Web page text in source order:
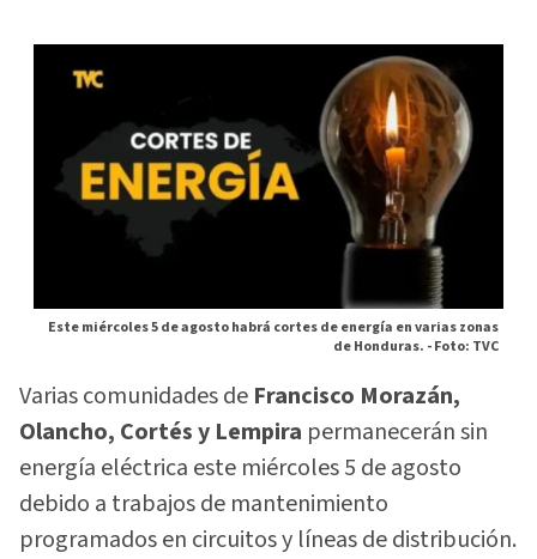
Este miércoles 5 de agosto habrá cortes de energía en varias zonas
de Honduras. -Foto: TVC
Varias comunidades de Francisco Morazán,
Olancho, Cortés y Lempira permanecerán sin
energía eléctrica este miércoles 5 de agosto
debido a trabajos de mantenimiento
programados en circuitos y líneas de distribución.